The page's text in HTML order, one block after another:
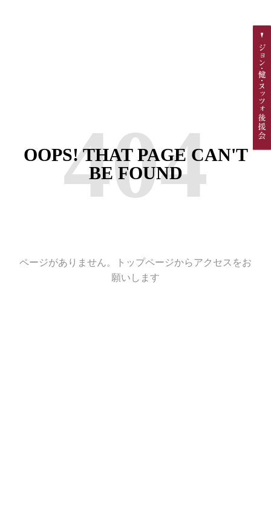
404
OOPS! THAT PAGE CAN'T
BE FOUND
ページがありません。トップページからアクセスをお
願いします